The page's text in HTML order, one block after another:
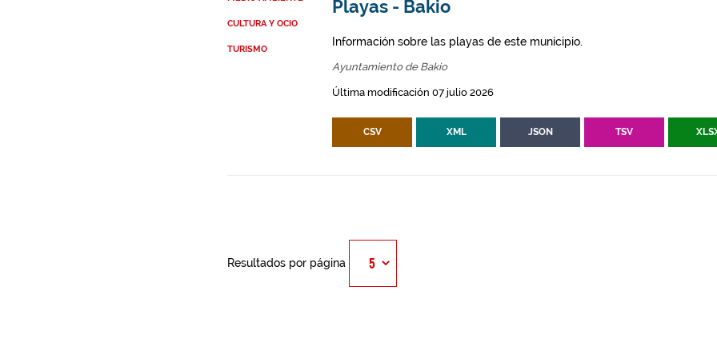
CULTURA Y OCIO
TURISMO
Playas - Bakio
Información sobre las playas de este municipio.
Ayuntamiento de Bakio
Última modificación 07 julio 2026
CSV XML JSON TSV
Resultados por página